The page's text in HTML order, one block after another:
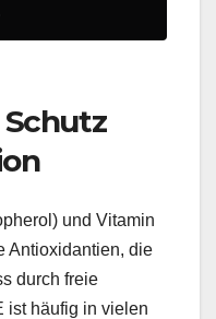
und Vitamin
Antioxidantien, die
durch freie
ist häufig in vielen